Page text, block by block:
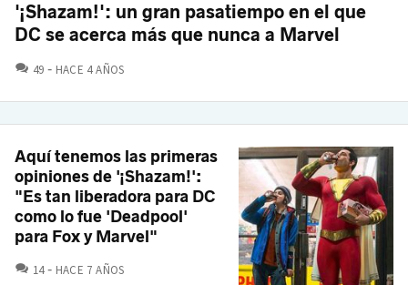
'¡Shazam!': un gran pasatiempo en el que
DC se acerca más que nunca a Marvel
49 COMENTARIOS
HACE 4 AÑOS
Aquí tenemos las primeras
opiniones de '¡Shazam!':
"Es tan liberadora para DC
como lo fue 'Deadpool'
para Fox y Marvel"
14 COMENTARIOS
HACE 7 AÑOS